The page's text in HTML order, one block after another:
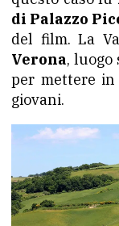
di Palazzo
del film. La
Verona, luogo
per mettere
giovani.